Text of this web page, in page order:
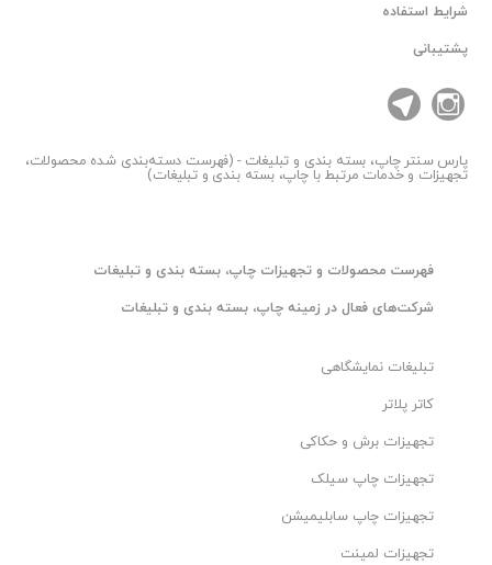
شرایط استفاده
پشتیبانی
پارس سنترچاپ، بسته بندی و تبلیغات - (فهرست دسته‌بندی شده محصولات،
تجهیزات و خدمات مرتبط با چاپ، بسته بندی و تبلیغات)
فهرست محصولات و تجهیزات چاپ، بسته بندی و تبلیغات
شرکت‌های فعال در زمینه چاپ، بسته بندی و تبلیغات
تبلیغات نمایشگاهی
کاتر پلاتر
تجهیزات برش و حکاکی
تجهیزات چاپ سیلک
تجهیزات چاپ سابلیمیشن
تجهیزات لمینت